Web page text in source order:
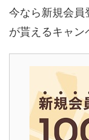
今なら新規会員
が貰えるキャン